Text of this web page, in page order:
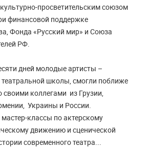
просветительским союзом
финансовой поддержке
Фонда «Русский мир» и Союза
РФ.
дней молодые артисты –
театральной школы, смогли поближе
своими коллегами из Грузии,
Украины и России.
классы по актерскому
движению и сценической
современного театра...